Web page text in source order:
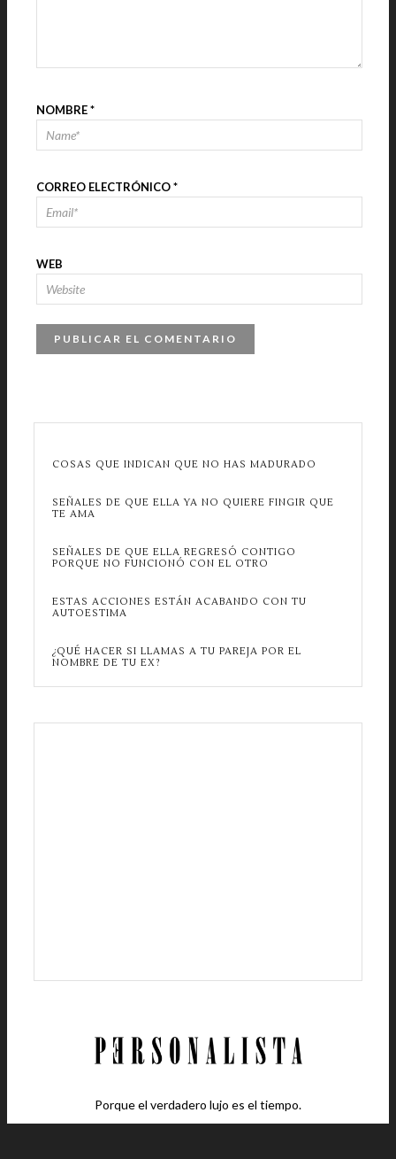
NOMBRE*
CORREO ELECTRÓNICO*
WEB
COSAS QUE INDICAN QUE NO HAS MADURADO
SEÑALES DE QUE ELLA YA NO QUIERE FINGIR QUE
TE AMA
SEÑALES DE QUE ELLA REGRESÓ CONTIGO
PORQUE NO FUNCIONÓ CON EL OTRO
ESTAS ACCIONES ESTÁN ACABANDO CON TU
AUTOESTIMA
¿QUÉ HACER SI LLAMAS A TU PAREJA POR EL
NOMBRE DE TU EX?
Porque el verdadero lujo es el tiempo.